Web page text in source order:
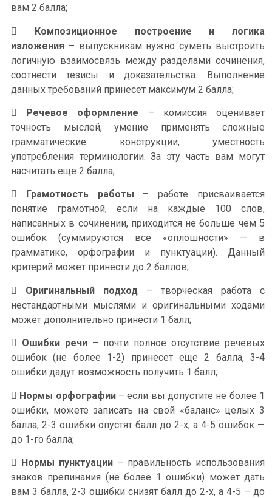
вам 2 балла;
 Композиционное построение и логика
изложения – выпускникам нужно суметь выстроить
логичную взаимосвязь между разделами сочинения,
соотнести тезисы и доказательства. Выполнение
данных требований принесет максимум 2 балла;
 Речевое оформление – комиссия оценивает
точность мыслей, умение применять сложные
грамматические конструкции, уместность
употребления терминологии. За эту часть вам могут
насчитать еще 2 балла;
 Грамотность работы – работе присваивается
понятие грамотной, если на каждые 100 слов,
написанных в сочинении, приходится не больше чем 5
ошибок (суммируются все «оплошности» — в
грамматике, орфографии и пунктуации). Данный
критерий может принести до 2 баллов;
 Оригинальный подход – творческая работа с
нестандартными мыслями и оригинальными ходами
может дополнительно принести 1 балл;
 Ошибки речи – почти полное отсутствие речевых
ошибок (не более 1-2) принесет еще 2 балла, 3-4
ошибки дадут возможность получить 1 балл;
 Нормы орфографии– если вы допустите не более 1
ошибки, можете записать на свой «баланс» целых 3
балла, 2-3 ошибки опустят балл до 2-х, а 4-5 ошибок —
до 1-го балла;
 Нормы пунктуации – правильность использования
знаков препинания (не более 1 ошибки) может дать
вам 3 балла, 2-3 ошибки снизят балл до 2-х, а 4-5 – до